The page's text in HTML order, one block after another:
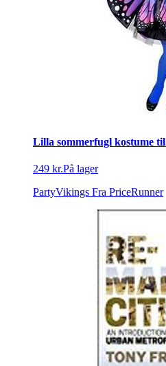
Lilla sommerfugl kostume
249 kr.På lager
PartyVikings Fra PriceRunner